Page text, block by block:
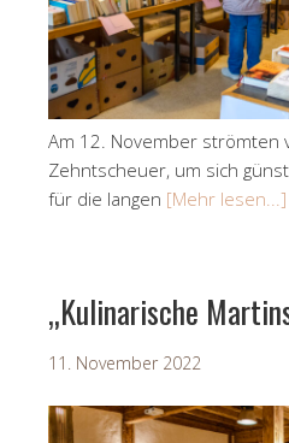
Am 12. November strömten
Zehntscheuer, um sich
für die langen [Mehr lesen...]
„Kulinarische
11. November 2022